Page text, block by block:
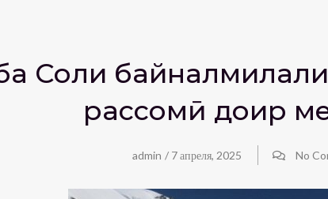
Соли
рассомӣ доир
admin / 7 апреля, 2025 No